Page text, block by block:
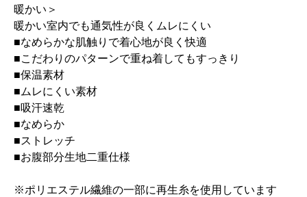
暖かい＞
暖かい室内でも通気性が良くムレにくい
■なめらかな肌触りで着心地が良く快適
■こだわりのパターンで重ね着してもすっきり
■保温素材
■ムレにくい素材
■吸汗速乾
■なめらか
■ストレッチ
■お腹部分生地二重仕様
※ポリエステル繊維の一部に再生糸を使用しています